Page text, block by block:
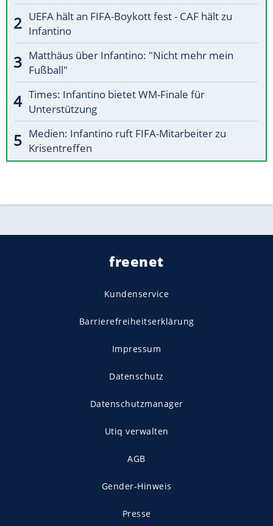
UEFA hält an FIFA-Boykott fest - CAF hält zu
Infantino
Matthäus über Infantino: "Nicht mehr mein
Fußball"
Times: Infantino bietet WM-Finale für
Unterstützung
Medien: Infantino ruft FIFA-Mitarbeiter zu
Krisentreffen
freenet
Kundenservice
Barrierefreiheitserklärung
Impressum
Datenschutz
Datenschutzmanager
Utiq verwalten
AGB
Gender-Hinweis
Presse